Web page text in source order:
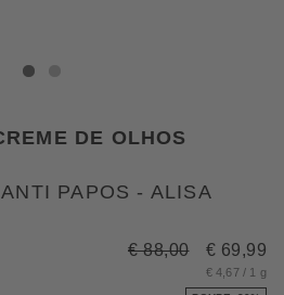
CHANEL ANTI OLHEIRAS - ANTI PAPOS - ALISA
DE OLHOS
PAPOS - ALISA
€ 88,00 € 69,99
€ 4,67 / 1 g